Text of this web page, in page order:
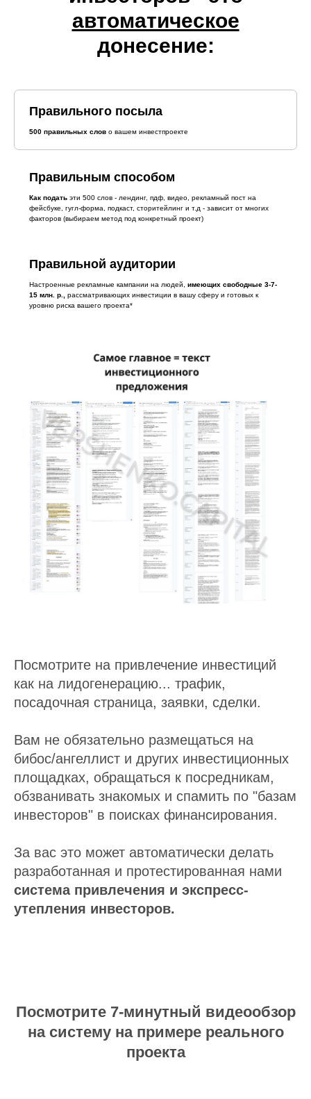
автоматическое
донесение:
Правильного посыла
500 правильных слов о вашем инвестпроекте
Правильным способом
Как подать эти 500 слов - лендинг, пдф, видео, рекламный пост на
фейсбуке, гугл-форма, подкаст, сторитейлинг и т.д - зависит от многих
факторов (выбираем метод под конкретный проект)
Правильной аудитории
Настроенные рекламные кампании на людей, имеющих свободные 3-7-
15 млн. р.,
рассматривающих инвестиции в вашу сферу и готовых к
уровню риска вашего проекта*
Посмотрите на привлечение инвестиций
как на лидогенерацию... трафик,
посадочная страница, заявки, сделки.
Вам не обязательно размещаться на
бибос/ангеллист и других инвестиционных
площадках, обращаться к посредникам,
обзванивать знакомых и спамить по "базам
инвесторов" в поисках финансирования.
За вас это может автоматически делать
разработанная и протестированная нами
система привлечения и экспресс-
утепления инвесторов.
Посмотрите 7-минутный видеообзор
на систему на примере реального
проекта